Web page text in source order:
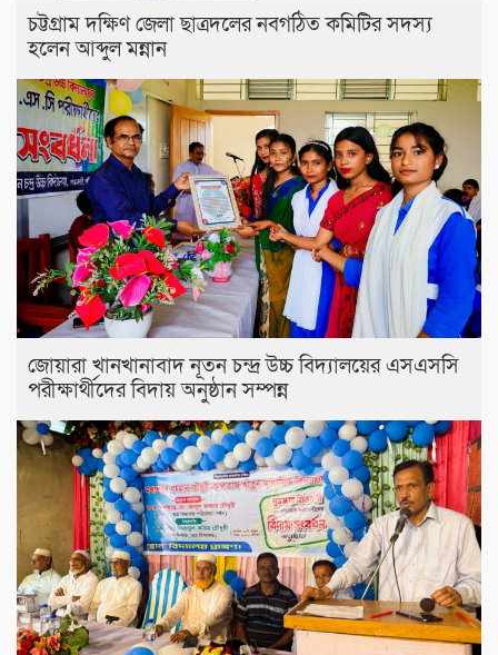
চট্টগ্রাম দক্ষিণ জেলা ছাত্রদলের নবগঠিত কমিটির সদস্য
হলেন আব্দুল মন্নান
জোয়ারা খানখানাবাদ নূতন চন্দ্র উচ্চ বিদ্যালয়ের এসএসসি
পরীক্ষার্থীদের বিদায় অনুষ্ঠান সম্পন্ন